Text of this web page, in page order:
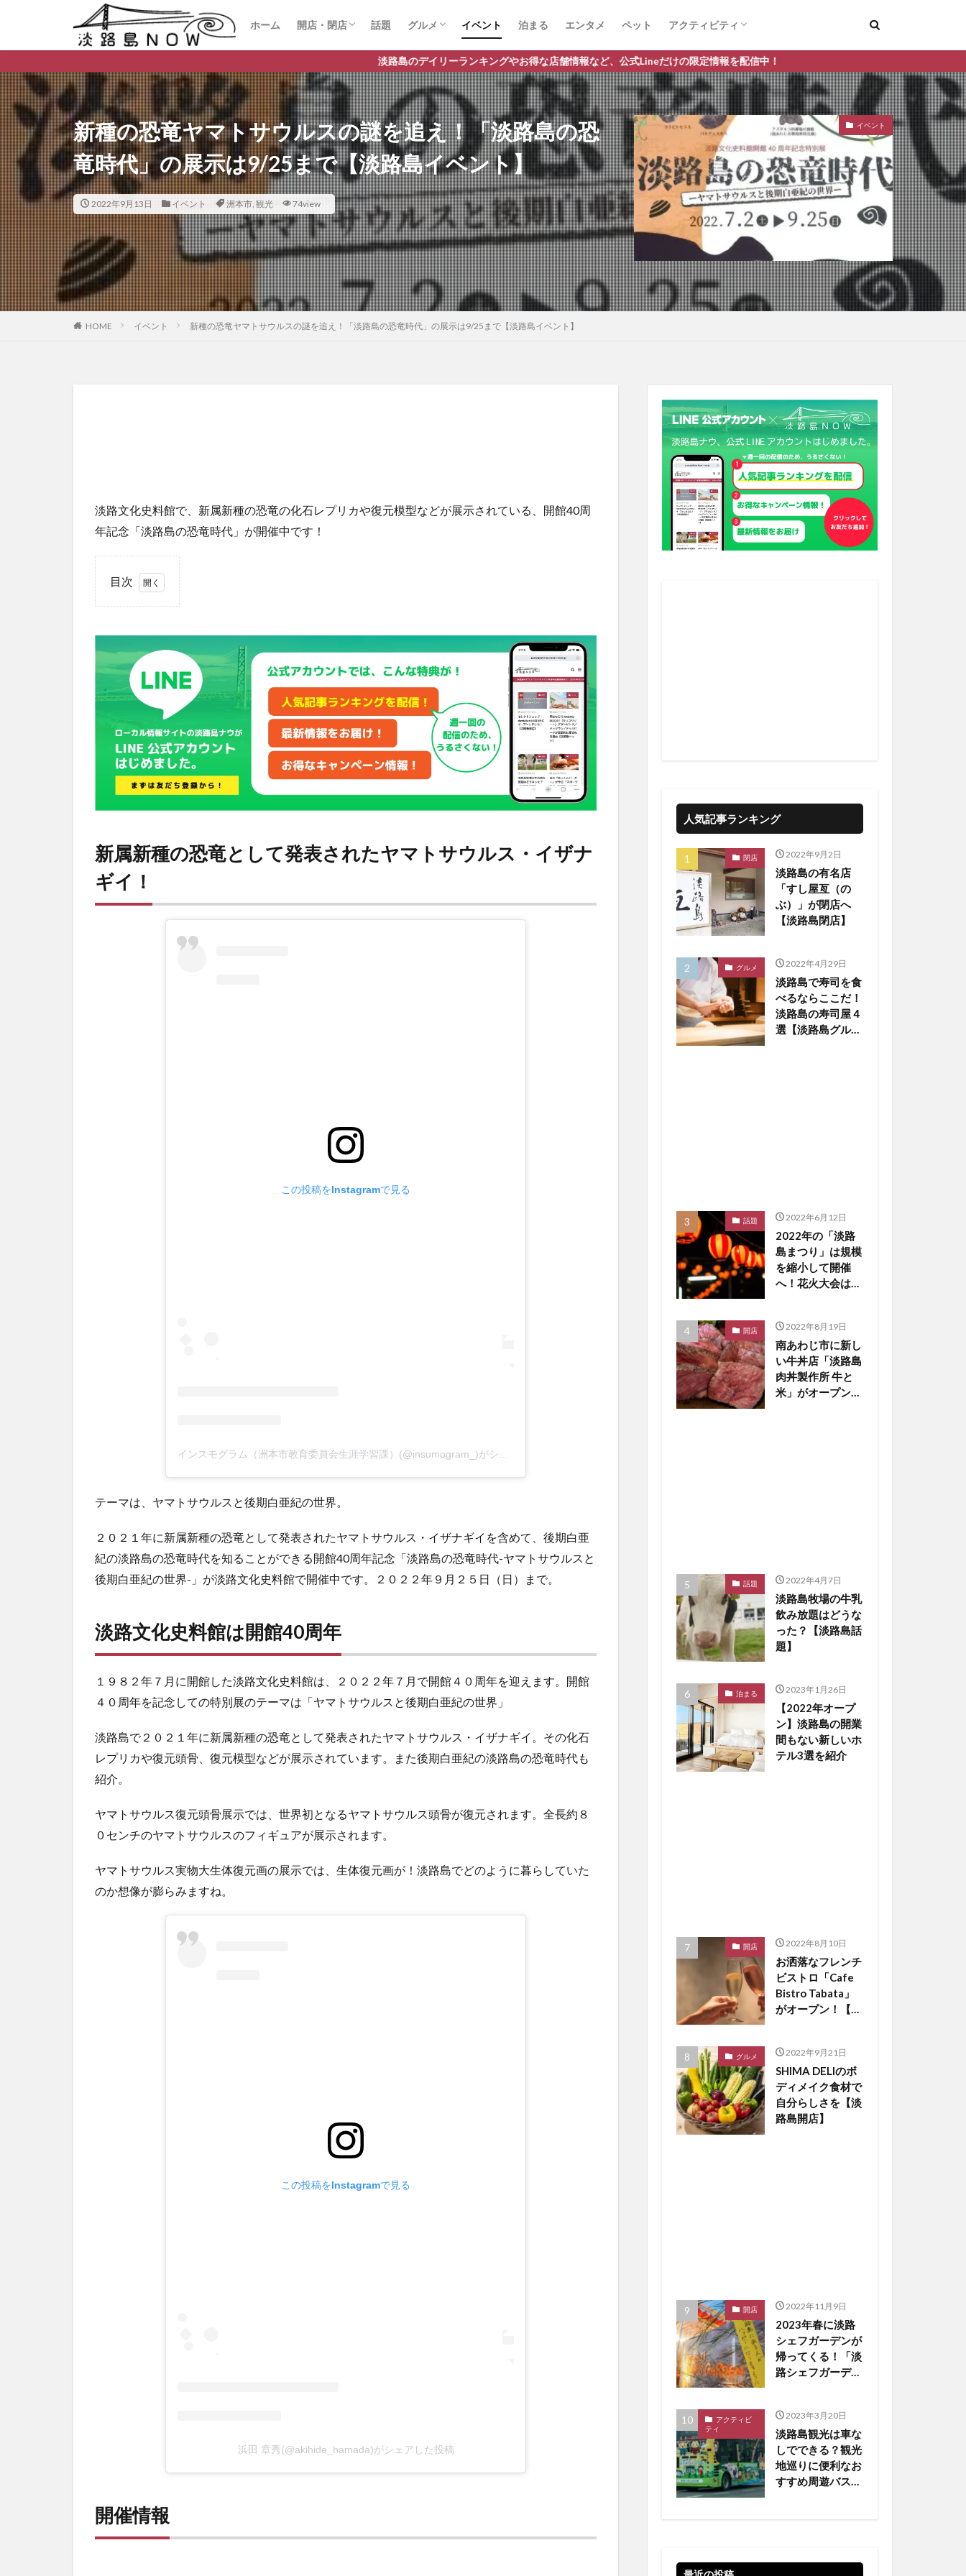
ホーム 開店・閉店 話題 グルメ
スイーツ
ランチ
ラーメン
イベント 泊まる エンタメ ペット アクティビティ
デートスポット
釣り
淡路島のデイリーランキングやお得な店舗情報など、公式Lineだけの限定情報を配信中！
新種の恐竜ヤマトサウルスの謎を追え！「淡路島の恐
竜時代」の展示は9/25まで【淡路島イベント】
2022年9月13日 イベント 洲本市, 観光 74view
イベント
HOME イベント 新種の恐竜ヤマトサウルスの謎を追え！「淡路島の恐竜時代」の展示は9/25まで【淡路島イベント】
淡路文化史料館で、新属新種の恐竜の化石レプリカや復元模型などが展示されている、開館40周
年記念「淡路島の恐竜時代」が開催中です！
目次
新種
の恐
竜と
して
発表
たヤ
マト
サウ
ル
イザ
ナギ
2
淡
路
文
新属新種の恐竜として発表されたヤマトサウルス・イザナ
ギイ！
この投稿をInstagramで見る
テーマは、ヤマトサウルスと後期白亜紀の世界。
２０２１年に新属新種の恐竜として発表されたヤマトサウルス・イザナギイを含めて、後期白亜
紀の淡路島の恐竜時代を知ることができる開館40周年記念「淡路島の恐竜時代-ヤマトサウルスと
後期白亜紀の世界-」が淡路文化史料館で開催中です。２０２２年９月２５日（日）まで。
淡路文化史料館は開館40周年
１９８２年７月に開館した淡路文化史料館は、２０２２年７月で開館４０周年を迎えます。開館
４０周年を記念しての特別展のテーマは「ヤマトサウルスと後期白亜紀の世界」
淡路島で２０２１年に新属新種の恐竜として発表されたヤマトサウルス・イザナギイ。その化石
レプリカや復元頭骨、復元模型などが展示されています。また後期白亜紀の淡路島の恐竜時代も
紹介。
ヤマトサウルス復元頭骨展示では、世界初となるヤマトサウルス頭骨が復元されます。全長約８
０センチのヤマトサウルスのフィギュアが展示されます。
ヤマトサウルス実物大生体復元画の展示では、生体復元画が！淡路島でどのように暮らしていた
のか想像が膨らみますね。
この投稿をInstagramで見る
浜田 章秀(@akihide_hamada)がシェアした投稿
開催情報
人気記事ランキング
閉店 2022年9月2日
淡路島の有名店
「すし屋亙（の
ぶ）」が閉店へ
【淡路島閉店】
グルメ 2022年4月29日
淡路島で寿司を食
べるならここだ！
淡路島の寿司屋４
選【淡路島グルメ
話題 2022年6月12日
2022年の「淡路
島まつり」は規模
を縮小して開催
へ！花火大会は中
開店 2022年8月19日
南あわじ市に新し
い牛丼店「淡路島
肉丼製作所 牛と
米」がオープン
話題 2022年4月7日
淡路島牧場の牛乳
飲み放題はどうな
った？【淡路島話
題】
泊まる 2023年1月26日
【2022年オープ
ン】淡路島の開業
間もない新しいホ
テル3選を紹介
開店 2022年8月10日
お洒落なフレンチ
ビストロ「Cafe
Bistro Tabata」
がオープン！【淡
グルメ 2022年9月21日
SHIMA DELIのボ
ディメイク食材で
自分らしさを【淡
路島開店】
開店 2022年11月9日
2023年春に淡路
シェフガーデンが
帰ってくる！「淡
路シェフガーデン
アクティビ
ティ
2023年3月20日
淡路島観光は車な
しでできる？観光
地巡りに便利なお
すすめ周遊バスを